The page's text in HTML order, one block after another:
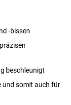
-bissen
beschleunigt
und somit auch für